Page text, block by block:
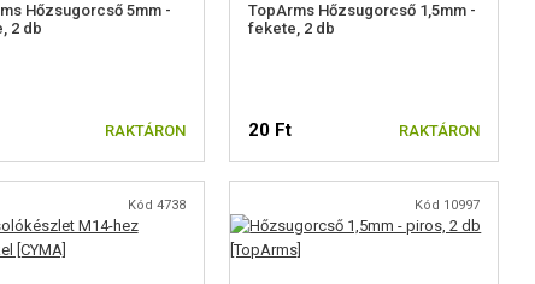
Hőzsugorcső 5mm -
2 db
RAKTÁRON
TopArms Hőzsugorcső 1,5mm -
fekete, 2 db
20 Ft RAKTÁRON
Kód 4738 Kód 10997